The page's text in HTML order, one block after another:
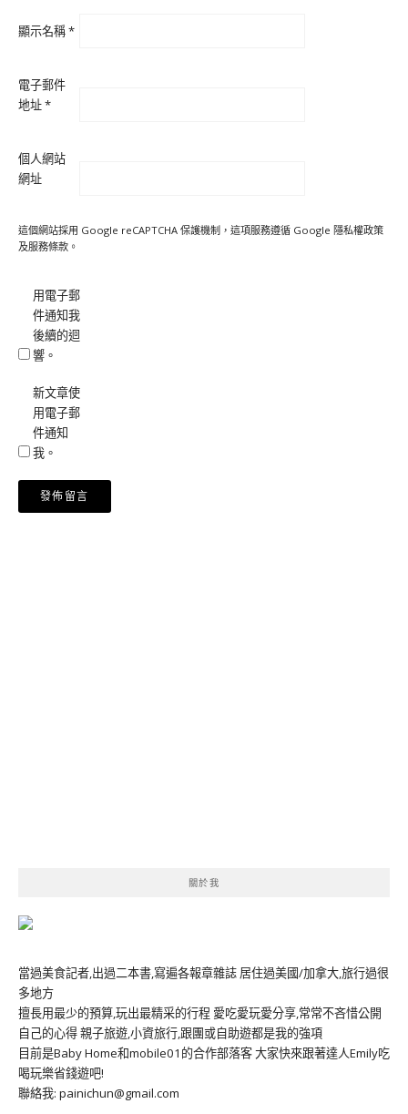
顯示名稱*
電子郵件
地址*
個人網站
網址
這個網站採用 Google reCAPTCHA 保護機制，這項服務遵循 Google 隱私權政策
及服務條款 。
用電子郵
件通知我
後續的迴
響。
新文章使
用電子郵
件通知
我。
關於我
當過美食記者,出過二本書,寫遍各報章雜誌 居住過美國/加拿大,旅行過很
多地方
擅長用最少的預算,玩出最精采的行程 愛吃愛玩愛分享,常常不吝惜公開
自己的心得 親子旅遊,小資旅行,跟團或自助遊都是我的強項
目前是Baby Home和mobile01的合作部落客 大家快來跟著達人Emily吃
喝玩樂省錢遊吧!
聯絡我: painichun@gmail.com